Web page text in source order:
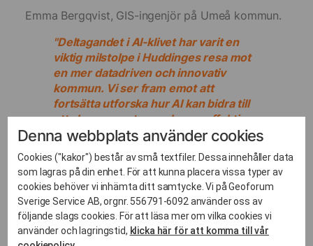
Emma Bergqvist, GIS-ingenjör på Umeå kommun.
"Deltagandet i AI-klivet har varit en
viktig milstolpe i Huddinges resa mot
en mer datadriven och innovativ
kommun. Vi ser fram emot att
fortsätta utforska hur AI kan bidra till
att skapa smartare och mer effektiva
lösningar för våra invånare."
Marcel Moritz, hållbarhetsstrateg Huddinge
kommun
"AI-klivet har gett mig en teknisk insikt
och de strategiska verktygen som
krävs för att driva AI-frågorna framåt i
Denna webbplats använder cookies
Cookies ("kakor") består av små textfiler. Dessa innehåller data
som lagras på din enhet. För att kunna placera vissa typer av
cookies behöver vi inhämta ditt samtycke. Vi på Geoforum
Sverige Service AB, orgnr. 556791-6092 använder oss av
följande slags cookies. För att läsa mer om vilka cookies vi
använder och lagringstid, klicka här för att komma till vår